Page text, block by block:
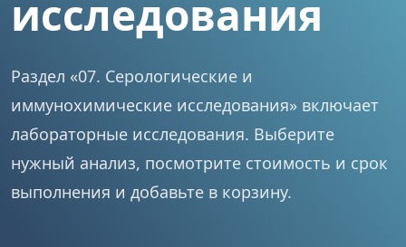
исследования
Раздел «07. Серологические и
иммунохимические исследования» включает
лабораторные исследования. Выберите
нужный анализ, посмотрите стоимость и срок
выполнения и добавьте в корзину.